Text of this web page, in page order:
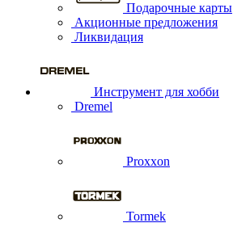
Подарочные карты
Акционные предложения
Ликвидация
Инструмент для хобби
Dremel
Proxxon
Tormek